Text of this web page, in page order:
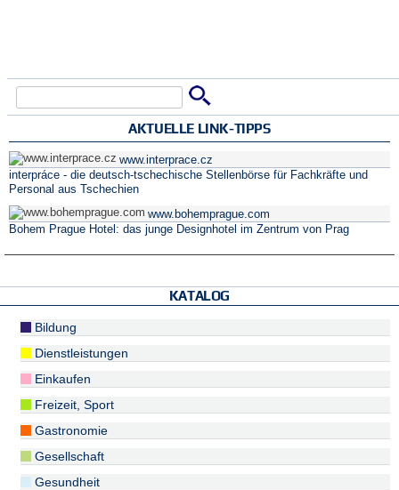
AKTUELLE LINK-TIPPS
www.interprace.cz
interpráce - die deutsch-tschechische Stellenbörse für Fachkräfte und
Personal aus Tschechien
www.bohemprague.com
Bohem Prague Hotel: das junge Designhotel im Zentrum von Prag
KATALOG
Bildung
Dienstleistungen
Einkaufen
Freizeit, Sport
Gastronomie
Gesellschaft
Gesundheit